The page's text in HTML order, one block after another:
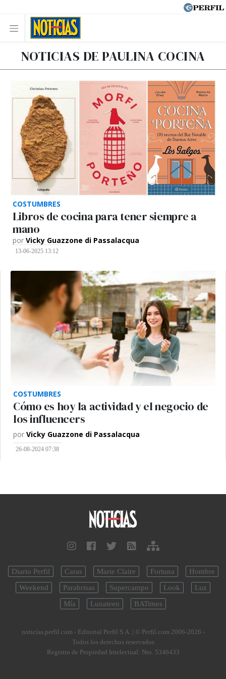
NOTICIAS DE PAULINA COCINA
COSTUMBRES
Libros de cocina para tener siempre a
mano
por Vicky Guazzone di Passalacqua
13-06-2025 13:12
COSTUMBRES
Cómo es hoy la actividad y el negocio de
los influencers
por Vicky Guazzone di Passalacqua
26-08-2024 07:38
Diario Perfil Caras Marie Claire Fortuna
Hombre
Weekend
Parabrisas Supercampo Look
Luz
Mía
Lunateen BATimes
noticias.perfil.com - Editorial Perfil S.A. | © Perfil.com 2006-2026 -
Todos los derechos reservados
Registro de Propiedad Intelectual: Nro. 5346433